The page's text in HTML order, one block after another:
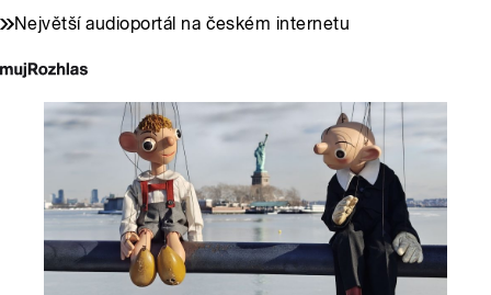
Největší audioportál na českém internetu